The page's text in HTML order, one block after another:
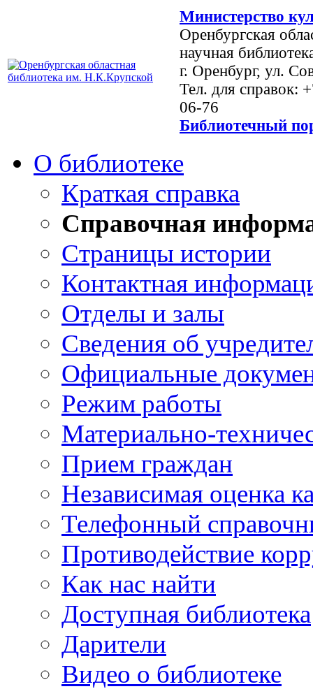
Министерство
Оренбургская
научная
г. Оренбург, ул.
Тел. для справок:
06-76
Библиотечный
О библиотеке
Краткая справка
Справочная
Страницы истории
Контактная
Отделы и залы
Сведения об
Официальные
Режим работы
Материально-
Прием граждан
Независимая оценка
Телефонный
Противодействие
Как нас найти
Доступная библиотека
Дарители
Видео о библиотеке